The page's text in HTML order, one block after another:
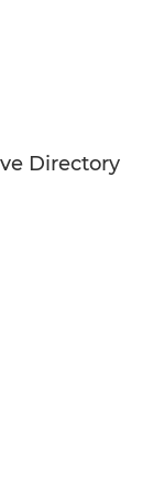
Directory